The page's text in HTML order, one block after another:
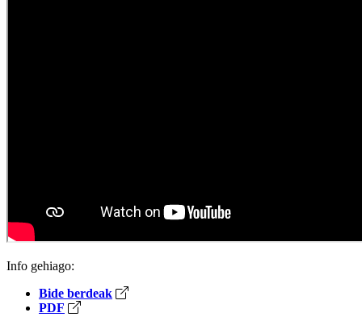
Info gehiago:
Bide berdeak
PDF